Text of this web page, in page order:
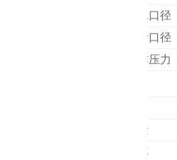
出水口径
排污口径
工作压力
容量
功率